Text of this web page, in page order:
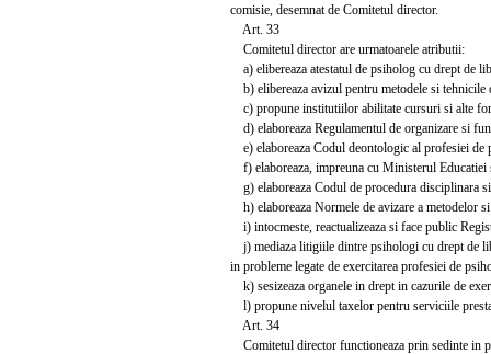
comisie, desemnat de Comitetul director.
Art. 33
Comitetul director are urmatoarele atributii:
a) elibereaza atestatul de psiholog cu drept de
b) elibereaza avizul pentru metodele si tehnicile
c) propune institutiilor abilitate cursuri si alte
d) elaboreaza Regulamentul de organizare si
e) elaboreaza Codul deontologic al profesiei de
f) elaboreaza, impreuna cu Ministerul Educatiei
g) elaboreaza Codul de procedura disciplinara
h) elaboreaza Normele de avizare a metodelor
i) intocmeste, reactualizeaza si face public
j) mediaza litigiile dintre psihologi cu drept de
in probleme legate de exercitarea profesiei de
k) sesizeaza organele in drept in cazurile de
l) propune nivelul taxelor pentru serviciile
Art. 34
Comitetul director functioneaza prin sedinte in